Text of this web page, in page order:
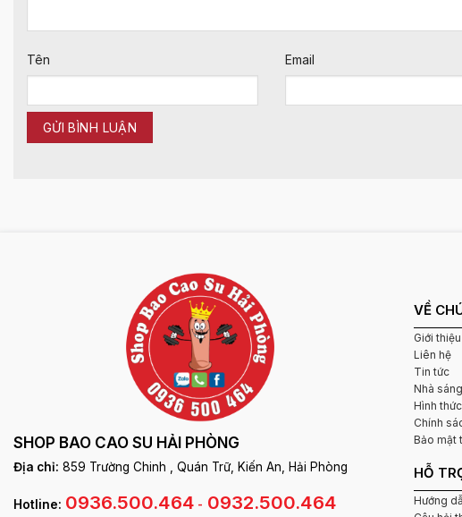
Tên Email
SHOP BAO CAO SU HẢI PHÒNG
Địa chỉ: 859 Trường Chinh , Quán Trữ, Kiến An, Hải Phòng
Hotline: 0936.500.464 - 0932.500.464
VỀ
Giới
Liên hệ
Tin tức
Nhà
Hình
Chính
Bảo mật
HỖ
Hướng